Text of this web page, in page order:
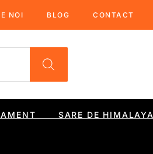
NOI BLOG CONTACT
SARE DE HIMALAYA